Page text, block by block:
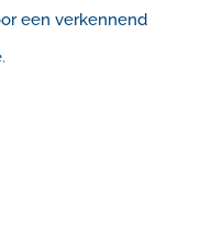
een verkennend
.